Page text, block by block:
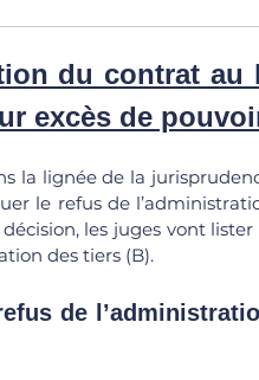
du contrat au
excès de
la lignée de la
le refus de
les juges vont
des tiers (B).